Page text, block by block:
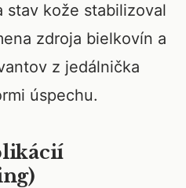
stav kože stabilizoval
zdroja bielkovín a
z jedálnička
úspechu.